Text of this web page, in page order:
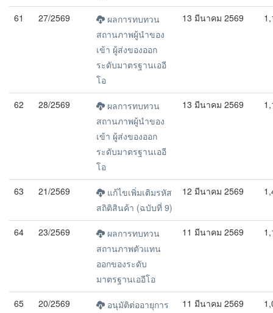
61 27/2569
ผลการทบทวน
สถานภาพผู้นำของ
เข้า ผู้ส่งของออก
ระดับมาตรฐานเออี
โอ
13 มีนาคม 2569
62 28/2569
ผลการทบทวน
สถานภาพผู้นำของ
เข้า ผู้ส่งของออก
ระดับมาตรฐานเออี
โอ
13 มีนาคม 2569
63 21/2569
แก้ไขเพิ่มเติมรหัส
สถิติสินค้า (ฉบับที่ 9)
12 มีนาคม 2569
64 23/2569
ผลการทบทวน
สถานภาพตัวแทน
ออกของระดับ
มาตรฐานเออีโอ
11 มีนาคม 2569
65 20/2569
อนุมัติต่ออายุการ
11 มีนาคม 2569